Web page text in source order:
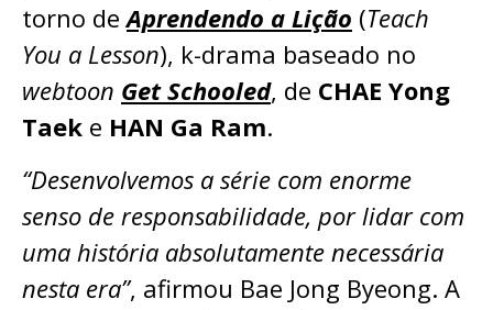
torno deAprendendo a Lição (Teach
You a Lesson), k-drama baseado no
webtoon Get Schooled, de CHAE Yong
Taek e HAN Ga Ram.
“Desenvolvemos a série com enorme
senso de responsabilidade, por lidar com
uma história absolutamente necessária
nesta era”, afirmou Bae Jong Byeong. A